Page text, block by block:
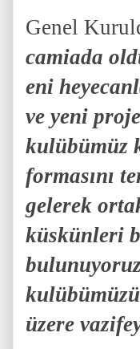
Genel
camiada
eni
ve yeni
kulübümüz
formasını
gelerek
küskünleri
üzere